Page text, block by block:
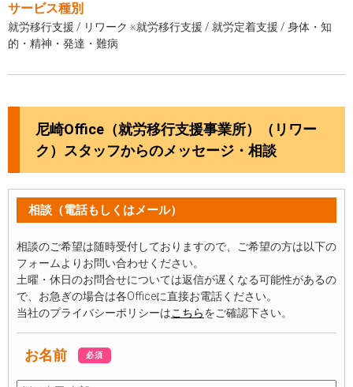
サービス種別
就労移行支援 / リワーク ※就労移行支援 / 就労定着支援 / 身体・知
的・精神・発達・難病
尼崎Office（就労移行支援事業所）（リワー
ク）スタッフからのメッセージ・相談
相談（電話もしくはメール）
相談のご希望は随時受付しておりますので、ご希望の方は以下の
フォームよりお問い合わせください。
土曜・休日のお問合せについては返信が遅くなる可能性があるの
で、お急ぎの場合は各Officeに直接お電話ください。
当社のプライバシーポリシーはこちらをご確認下さい。
お名前 必須